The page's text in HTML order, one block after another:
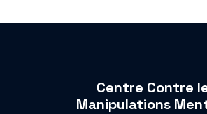
Centre Contre
Manipulations